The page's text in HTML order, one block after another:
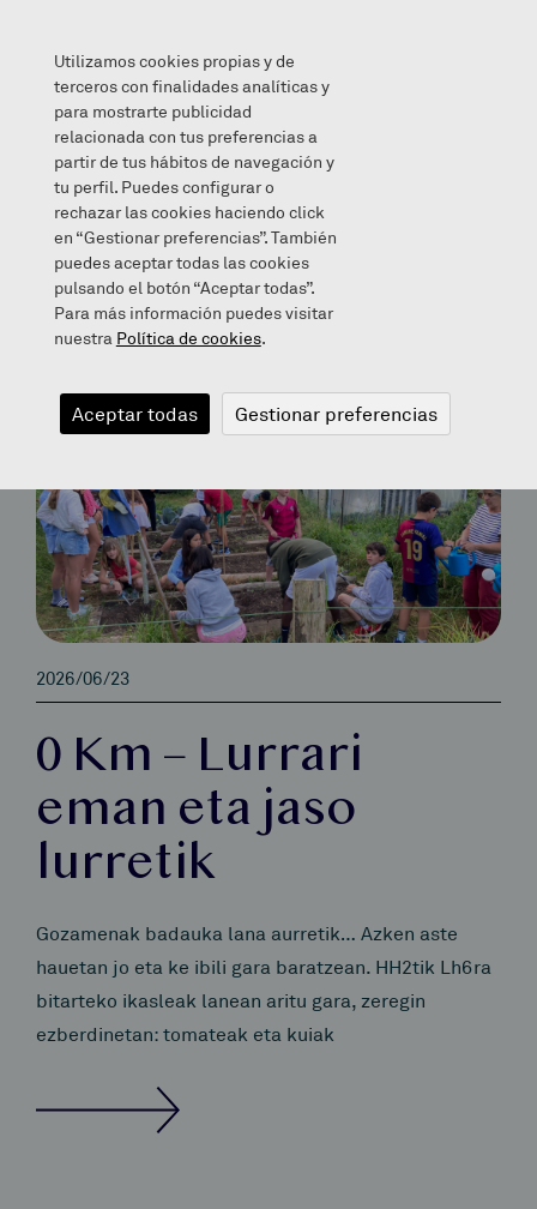
Archives for April 16, 2021
Bloga
2026/06/23
0 Km – Lurrari
eman eta jaso
lurretik
Gozamenak badauka lana aurretik… Azken aste
hauetan jo eta ke ibili gara baratzean. HH2tik Lh6ra
bitarteko ikasleak lanean aritu gara, zeregin
ezberdinetan: tomateak eta kuiak
Utilizamos cookies propias y de
terceros con finalidades analíticas y
para mostrarte publicidad
relacionada con tus preferencias a
partir de tus hábitos de navegación y
tu perfil. Puedes configurar o
rechazar las cookies haciendo click
en “Gestionar preferencias”. También
puedes aceptar todas las cookies
pulsando el botón “Aceptar todas”.
Para más información puedes visitar
nuestra Política de cookies.
Aceptar todas Gestionar preferencias